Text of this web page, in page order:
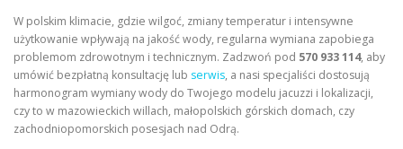
W polskim klimacie, gdzie wilgoć, zmiany temperatur i intensywne
użytkowanie wpływają na jakość wody, regularna wymiana zapobiega
problemom zdrowotnym i technicznym. Zadzwoń pod 570 933 114, aby
umówić bezpłatną konsultację lub serwis, a nasi specjaliści dostosują
harmonogram wymiany wody do Twojego modelu jacuzzi i lokalizacji,
czy to w mazowieckich willach, małopolskich górskich domach, czy
zachodniopomorskich posesjach nad Odrą.